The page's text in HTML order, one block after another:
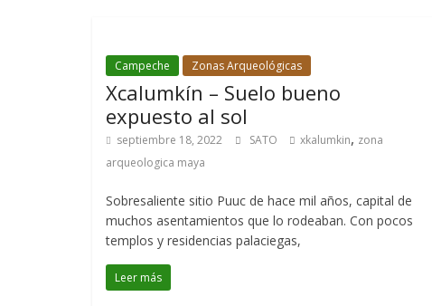
Campeche Zonas Arqueológicas
Xcalumkín – Suelo bueno
expuesto al sol
septiembre 18, 2022 SATO xkalumkin, zona
arqueologica maya
Sobresaliente sitio Puuc de hace mil años, capital de
muchos asentamientos que lo rodeaban. Con pocos
templos y residencias palaciegas,
Leer más